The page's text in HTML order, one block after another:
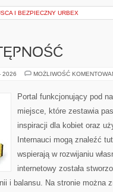
I BEZPIECZNY URBEX
2026 MOŻLIWOŚĆ
Portal funkcjonujący pod
miejsce, które zestawia
inspiracji dla kobiet oraz
Internauci mogą znaleźć
wspierają w rozwijaniu
internetowy została
i balansu. Na stronie można